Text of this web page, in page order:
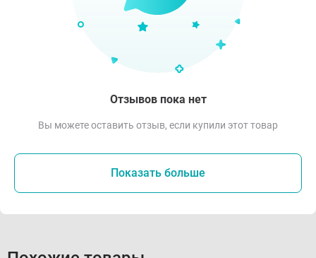
Отзывов пока нет
Вы можете оставить отзыв, если купили этот товар
Показать больше